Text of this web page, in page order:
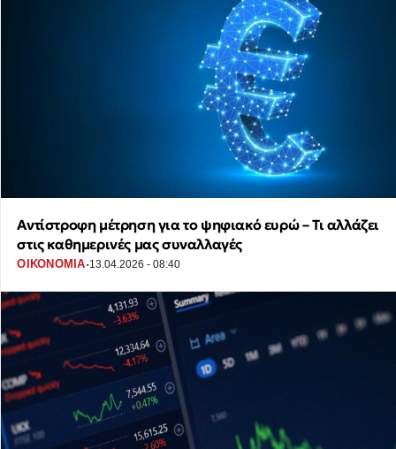
Αντίστροφη μέτρηση για το ψηφιακό ευρώ – Τι αλλάζει
στις καθημερινές μας συναλλαγές
ΟΙΚΟΝΟΜΙΑ·13.04.2026 - 08:40